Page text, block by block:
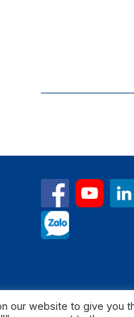
our website to give you